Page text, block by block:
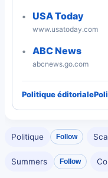
USA Today
www.usatoday.com
ABC News
abcnews.go.com
Politique éditoriale
Politique Follow
Summers Follow